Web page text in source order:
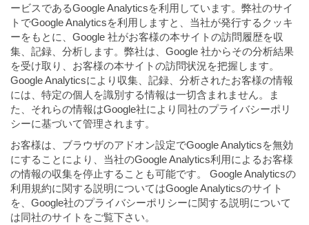
ービスであるGoogle Analyticsを利用しています。弊社のサイ
トでGoogle Analyticsを利用しますと、当社が発行するクッキ
ーをもとに、Google 社がお客様の本サイトの訪問履歴を収
集、記録、分析します。弊社は、Google 社からその分析結果
を受け取り、お客様の本サイトの訪問状況を把握します。
Google Analyticsにより収集、記録、分析されたお客様の情報
には、特定の個人を識別する情報は一切含まれません。ま
た、それらの情報はGoogle社により同社のプライバシーポリ
シーに基づいて管理されます。
お客様は、ブラウザのアドオン設定でGoogle Analyticsを無効
にすることにより、当社のGoogle Analytics利用によるお客様
の情報の収集を停止することも可能です。 Google Analyticsの
利用規約に関する説明についてはGoogle Analyticsのサイト
を、Google社のプライバシーポリシーに関する説明について
は同社のサイトをご覧下さい。